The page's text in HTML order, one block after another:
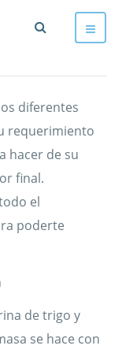
diferentes
requerimiento
hacer de su
final.
el
poderte
de trigo y
se hace con